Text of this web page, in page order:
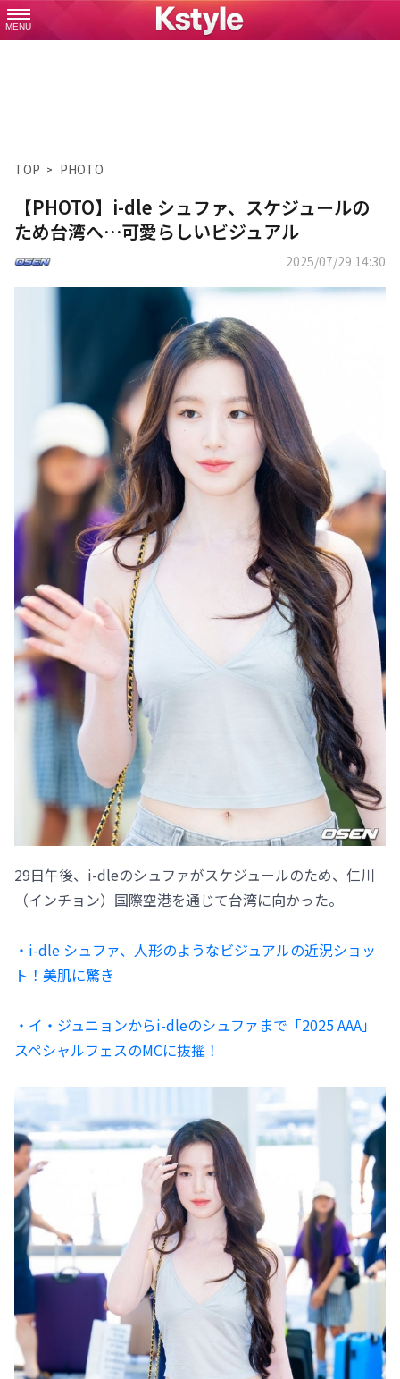
MENU
TOP PHOTO
【PHOTO】i-dle シュファ、スケジュールの
ため台湾へ…可愛らしいビジュアル
2025/07/29 14:30
29日午後、i-dleのシュファがスケジュールのため、仁川
（インチョン）国際空港を通じて台湾に向かった。
・i-dle シュファ、人形のようなビジュアルの近況ショッ
ト！美肌に驚き
・イ・ジュニョンからi-dleのシュファまで「2025 AAA」
スペシャルフェスのMCに抜擢！